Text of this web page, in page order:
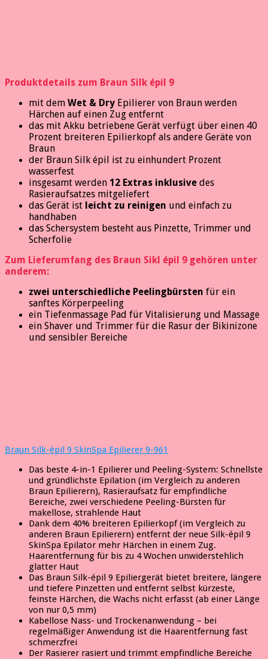
Produktdetails zum Braun Silk épil 9
mit dem Wet & Dry Epilierer von Braun werden
Härchen auf einen Zug entfernt
das mit Akku betriebene Gerät verfügt über einen 40
Prozent breiteren Epilierkopf als andere Geräte von
Braun
der Braun Silk épil ist zu einhundert Prozent
wasserfest
insgesamt werden 12 Extras inklusive des
Rasieraufsatzes mitgeliefert
das Gerät ist leicht zu reinigen und einfach zu
handhaben
das Schersystem besteht aus Pinzette, Trimmer und
Scherfolie
Zum Lieferumfang des Braun Sikl épil 9 gehören unter
anderem:
zwei unterschiedliche Peelingbürsten für ein
sanftes Körperpeeling
ein Tiefenmassage Pad für Vitalisierung und Massage
ein Shaver und Trimmer für die Rasur der Bikinizone
und sensibler Bereiche
Braun Silk-épil 9 SkinSpa Epilierer 9-961
Das beste 4-in-1 Epilierer und Peeling-System: Schnellste
und gründlichste Epilation (im Vergleich zu anderen
Braun Epilierern), Rasieraufsatz für empfindliche
Bereiche, zwei verschiedene Peeling-Bürsten für
makellose, strahlende Haut
Dank dem 40% breiteren Epilierkopf (im Vergleich zu
anderen Braun Epilierern) entfernt der neue Silk-épil 9
SkinSpa Epilator mehr Härchen in einem Zug.
Haarentfernung für bis zu 4 Wochen unwiderstehlich
glatter Haut
Das Braun Silk-épil 9 Epiliergerät bietet breitere, längere
und tiefere Pinzetten und entfernt selbst kürzeste,
feinste Härchen, die Wachs nicht erfasst (ab einer Länge
von nur 0,5 mm)
Kabellose Nass- und Trockenanwendung – bei
regelmäßiger Anwendung ist die Haarentfernung fast
schmerzfrei
Der Rasierer rasiert und trimmt empfindliche Bereiche